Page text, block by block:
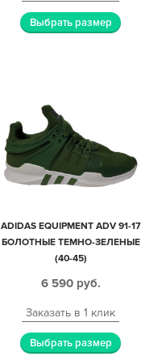
Выбрать размер
ADIDAS EQUIPMENT ADV 91-17
БОЛОТНЫЕ ТЕМНО-ЗЕЛЕНЫЕ
(40-45)
6 590 руб.
Заказать в 1 клик
Выбрать размер